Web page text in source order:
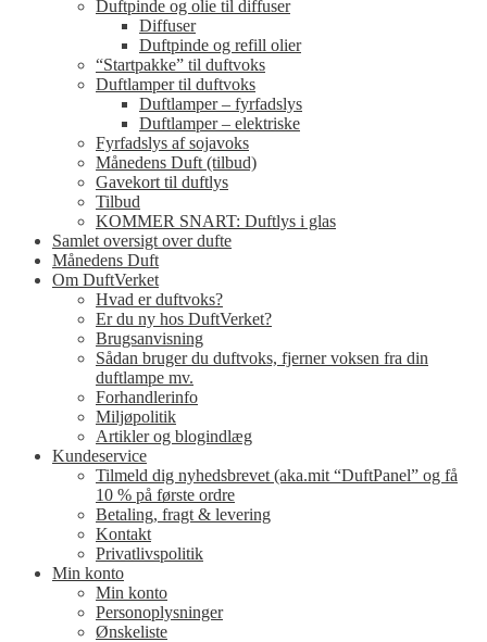
Duftpinde og olie til diffuser
Diffuser
Duftpinde og refill olier
“Startpakke” til duftvoks
Duftlamper til duftvoks
Duftlamper – fyrfadslys
Duftlamper – elektriske
Fyrfadslys af sojavoks
Månedens Duft (tilbud)
Gavekort til duftlys
Tilbud
KOMMER SNART: Duftlys i glas
Samlet oversigt over dufte
Månedens Duft
Om DuftVerket
Hvad er duftvoks?
Er du ny hos DuftVerket?
Brugsanvisning
Sådan bruger du duftvoks, fjerner voksen fra din
duftlampe mv.
Forhandlerinfo
Miljøpolitik
Artikler og blogindlæg
Kundeservice
Tilmeld dig nyhedsbrevet (aka.mit “DuftPanel” og få
10 % på første ordre
Betaling, fragt & levering
Kontakt
Privatlivspolitik
Min konto
Min konto
Personoplysninger
Ønskeliste